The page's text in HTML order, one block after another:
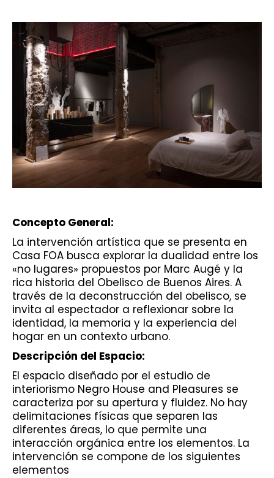
Concepto General:
La intervención artística que se presenta en
Casa FOA busca explorar la dualidad entre los
«no lugares» propuestos por Marc Augé y la
rica historia del Obelisco de Buenos Aires. A
través de la deconstrucción del obelisco, se
invita al espectador a reflexionar sobre la
identidad, la memoria y la experiencia del
hogar en un contexto urbano.
Descripción del Espacio:
El espacio diseñado por el estudio de
interiorismo Negro House and Pleasures se
caracteriza por su apertura y fluidez. No hay
delimitaciones físicas que separen las
diferentes áreas, lo que permite una
interacción orgánica entre los elementos. La
intervención se compone de los siguientes
elementos